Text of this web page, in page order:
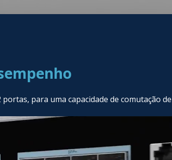
para uma capacidade de comutação